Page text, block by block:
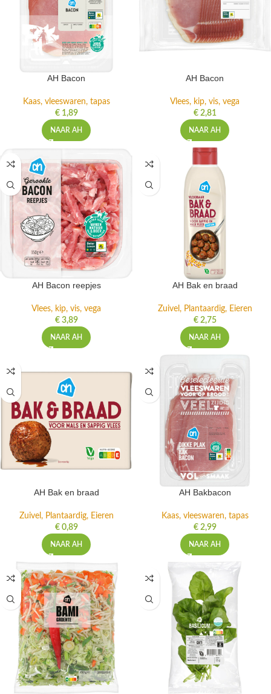
AH Bacon
Kaas, vleeswaren, tapas
€1,89
NAAR AH
AH Bacon
Vlees, kip, vis, vega
€2,81
NAAR AH
AH Bacon reepjes
Vlees, kip, vis, vega
€3,89
NAAR AH
AH Bak en braad
Zuivel, Plantaardig, Eieren
€2,75
NAAR AH
AH Bak en braad
Zuivel, Plantaardig, Eieren
€0,89
NAAR AH
AH Bakbacon
Kaas, vleeswaren, tapas
€2,99
NAAR AH